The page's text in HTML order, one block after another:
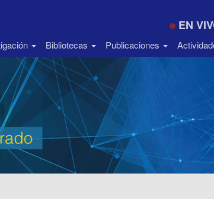
EN
Bibliotecas Publicaciones